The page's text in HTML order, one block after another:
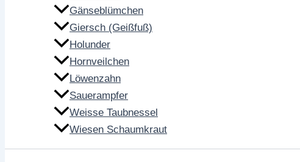
Gänseblümchen
Giersch (Geißfuß)
Holunder
Hornveilchen
Löwenzahn
Sauerampfer
Weisse Taubnessel
Wiesen Schaumkraut